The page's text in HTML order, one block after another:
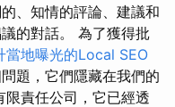
、知情的評論、建議和
的對話。 為了獲得批
當地曝光的Local SEO
題，它們隱藏在我們的
責任公司，它已經透